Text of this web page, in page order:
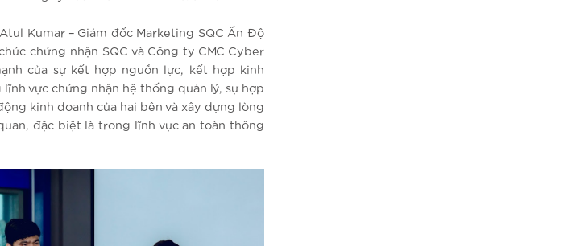
Kumar – Giám đốc Marketing SQC Ấn Độ
chứng nhận SQC và Công ty CMC Cyber
của sự kết hợp nguồn lực, kết hợp kinh
vực chứng nhận hệ thống quản lý, sự hợp
kinh doanh của hai bên và xây dựng lòng
đặc biệt là trong lĩnh vực an toàn thông